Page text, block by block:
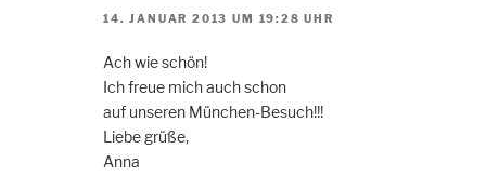
14. JANUAR 2013 UM 19:28 UHR
Ach wie schön!
Ich freue mich auch schon
auf unseren München-Besuch!!!
Liebe grüße,
Anna